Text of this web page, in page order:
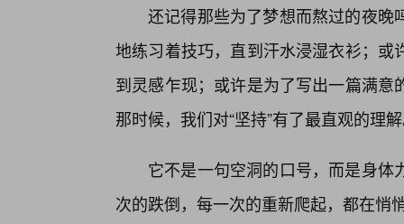
还记得那些为了梦想而熬过的夜晚
地练习着技巧，直到汗水浸湿衣衫；
到灵感乍现；或许是为了写出一篇满
那时候，我们对“坚持”有了最直观的理
它不是一句空洞的口号，而是身
次的跌倒，每一次的重新爬起，都在悄